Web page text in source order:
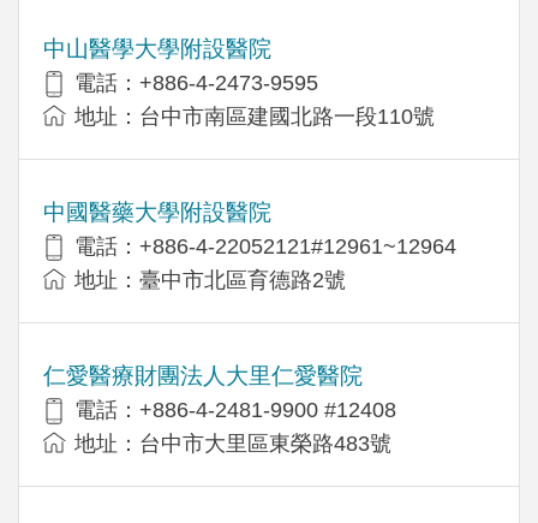
中山醫學大學附設醫院
電話：+886-4-2473-9595
地址：台中市南區建國北路一段110號
中國醫藥大學附設醫院
電話：+886-4-22052121#12961~12964
地址：臺中市北區育德路2號
仁愛醫療財團法人大里仁愛醫院
電話：+886-4-2481-9900 #12408
地址：台中市大里區東榮路483號